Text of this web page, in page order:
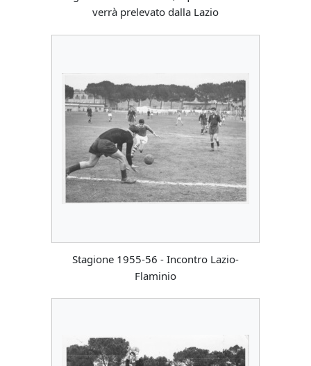
verrà prelevato dalla Lazio
Stagione 1955-56 - Incontro Lazio-
Flaminio